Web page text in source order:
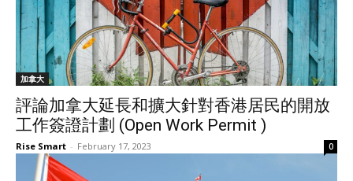
加拿大
評論加拿大延長和擴大針對香港居民的開放
工作簽證計劃 (Open Work Permit )
Rise Smart - February 17, 2023 0